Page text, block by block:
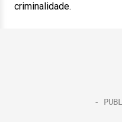
criminalidade.